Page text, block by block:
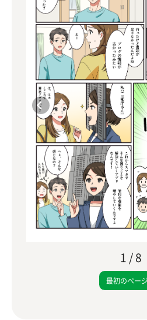
1 /8
最初のペー